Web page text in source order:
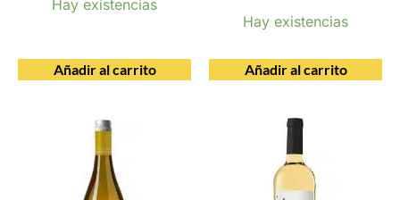
Hay existencias
Añadir al carrito
Hay existencias
Añadir al carrito